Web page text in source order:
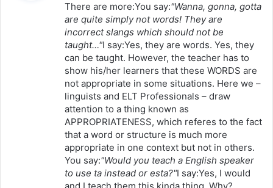
s
e
:
There are more:You say:"Wanna, gonna, gotta
are quite simply not words! They are
incorrect slangs which should not be
taught…"I say:Yes, they are words. Yes, they
can be taught. However, the teacher has to
show his/her learners that these WORDS are
not appropriate in some situations. Here we –
linguists and ELT Professionals – draw
attention to a thing known as
APPROPRIATENESS, which referes to the fact
that a word or structure is much more
appropriate in one context but not in others.
You say:"Would you teach a English speaker
to use ta instead or esta?"I say:Yes, I would